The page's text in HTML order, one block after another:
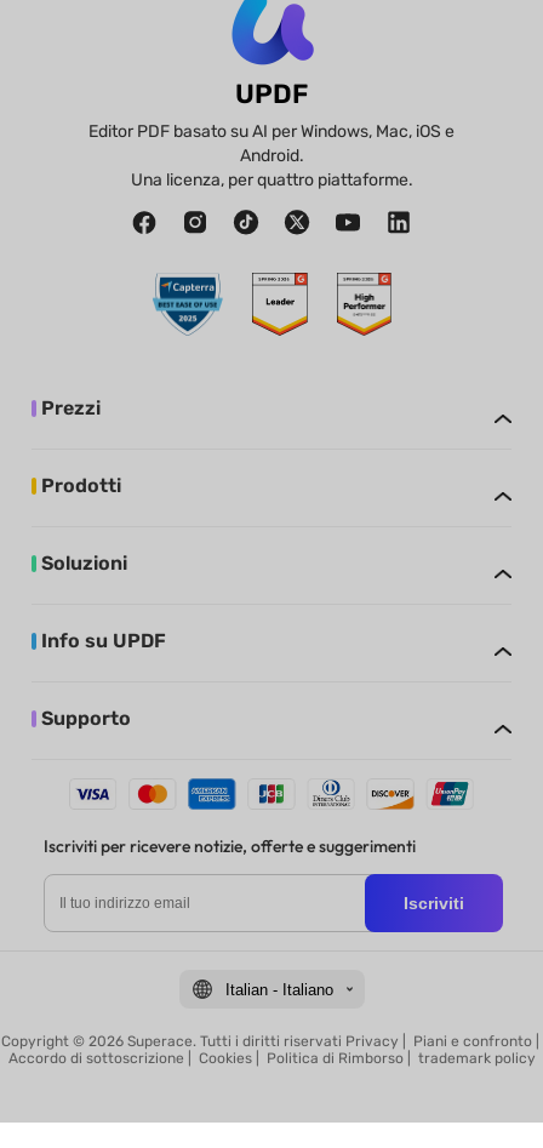
UPDF
Editor PDF basato su AI per Windows, Mac, iOS e
Android.
Una licenza, per quattro piattaforme.
Prezzi
Prodotti
Soluzioni
Info su UPDF
Supporto
Iscriviti per ricevere notizie, offerte e suggerimenti
Iscriviti
Italian - Italiano
Copyright © 2026 Superace. Tutti i diritti riservati Privacy Piani e confronto|
Accordo di sottoscrizione
Cookies| Politica di Rimborso| trademark policy